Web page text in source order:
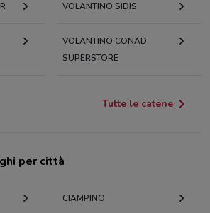
VOLANTINO SIDIS
VOLANTINO CONAD
SUPERSTORE
Tutte le catene
per città
CIAMPINO